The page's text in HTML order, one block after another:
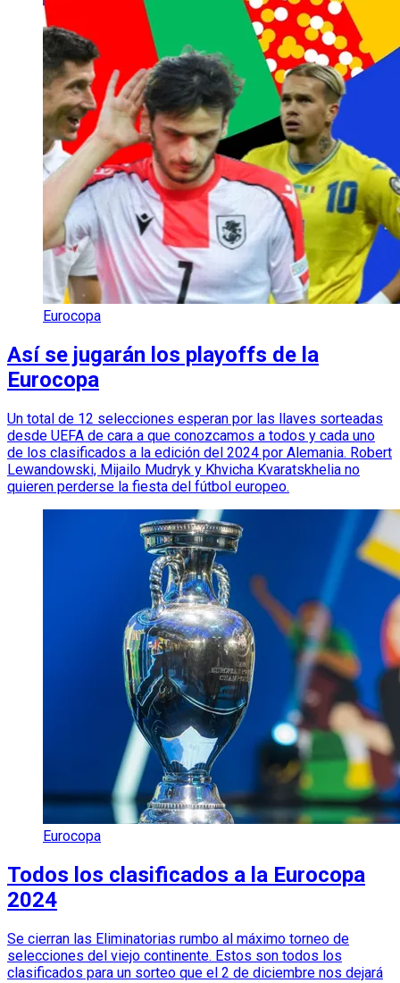
Eurocopa
Así se jugarán los playoffs de la
Eurocopa
Un total de 12 selecciones esperan por las llaves sorteadas
desde UEFA de cara a que conozcamos a todos y cada uno
de los clasificados a la edición del 2024 por Alemania. Robert
Lewandowski, Mijailo Mudryk y Khvicha Kvaratskhelia no
quieren perderse la fiesta del fútbol europeo.
Eurocopa
Todos los clasificados a la Eurocopa
2024
Se cierran las Eliminatorias rumbo al máximo torneo de
selecciones del viejo continente. Estos son todos los
clasificados para un sorteo que el 2 de diciembre nos dejará